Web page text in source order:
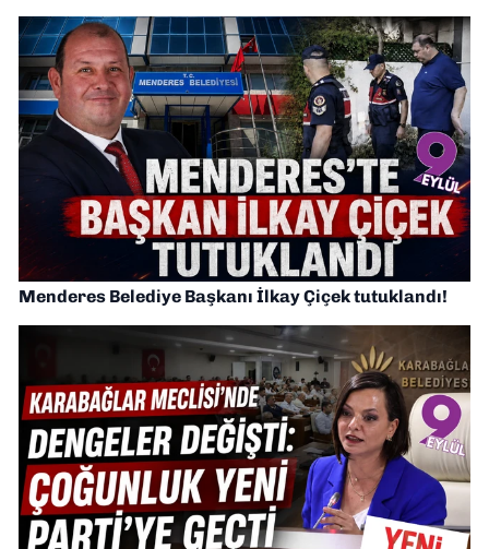
Menderes Belediye Başkanı İlkay Çiçek tutuklandı!